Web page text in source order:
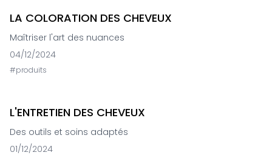
LA COLORATION DES CHEVEUX
Maîtriser l'art des nuances
04/12/2024
#produits
L'ENTRETIEN DES CHEVEUX
Des outils et soins adaptés
01/12/2024